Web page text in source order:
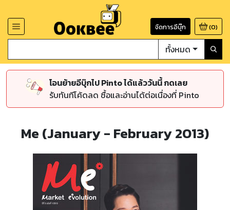
จัดการอีบุ๊ก (0)
ทั้งหมด
โอนย้ายอีบุ๊กไป Pinto ได้แล้ววันนี้ กดเลย
รับทันทีโค้ดลด ซื้อและอ่านได้ต่อเนื่องที่ Pinto
Me (January - February 2013)